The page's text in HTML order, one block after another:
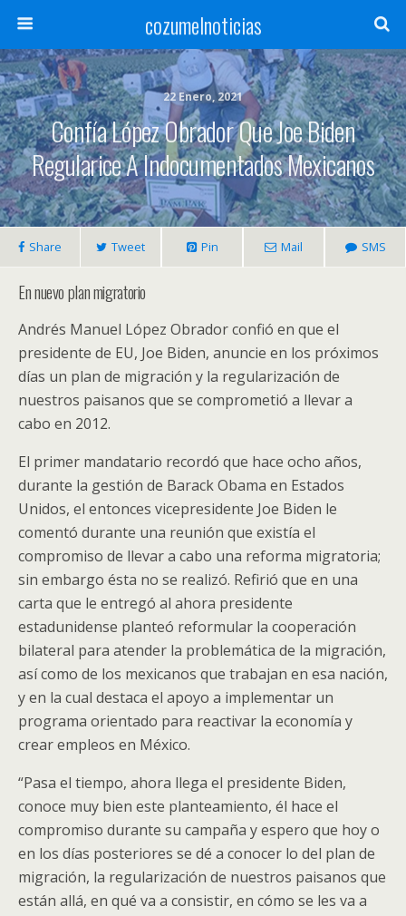
cozumelnoticias
22 Enero, 2021
Confía López Obrador Que Joe Biden
Regularice A Indocumentados Mexicanos
Share Tweet Pin Mail SMS
En nuevo plan migratorio
Andrés Manuel López Obrador confió en que el
presidente de EU, Joe Biden, anuncie en los próximos
días un plan de migración y la regularización de
nuestros paisanos que se comprometió a llevar a
cabo en 2012.
El primer mandatario recordó que hace ocho años,
durante la gestión de Barack Obama en Estados
Unidos, el entonces vicepresidente Joe Biden le
comentó durante una reunión que existía el
compromiso de llevar a cabo una reforma migratoria;
sin embargo ésta no se realizó. Refirió que en una
carta que le entregó al ahora presidente
estadunidense planteó reformular la cooperación
bilateral para atender la problemática de la migración,
así como de los mexicanos que trabajan en esa nación,
y en la cual destaca el apoyo a implementar un
programa orientado para reactivar la economía y
crear empleos en México.
“Pasa el tiempo, ahora llega el presidente Biden,
conoce muy bien este planteamiento, él hace el
compromiso durante su campaña y espero que hoy o
en los días posteriores se dé a conocer lo del plan de
migración, la regularización de nuestros paisanos que
están allá, en qué va a consistir, en cómo se les va a